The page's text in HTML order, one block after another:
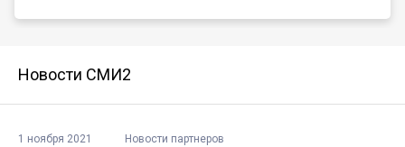
Новости СМИ2
1 ноября 2021 Новости партнеров